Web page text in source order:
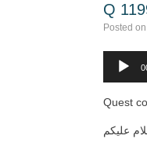
Q
Posted on
Audio
Quest
علیکم